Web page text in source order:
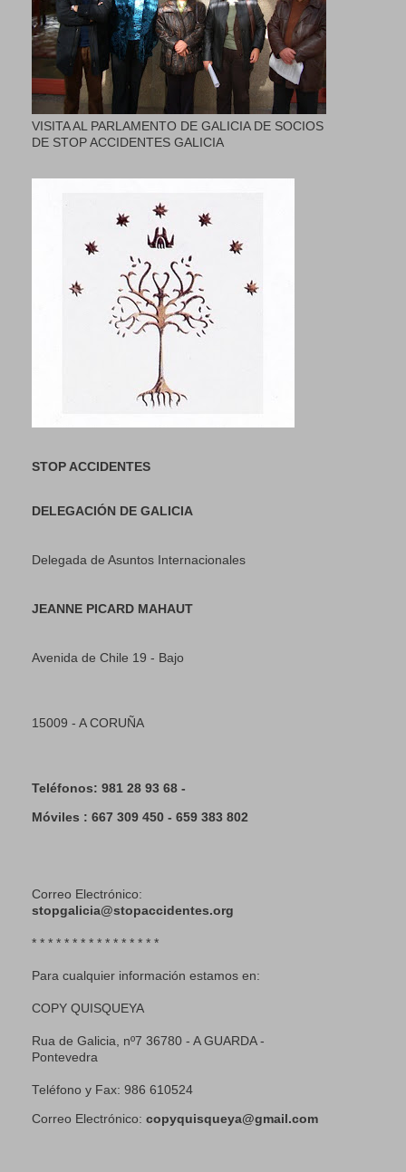
VISITA AL PARLAMENTO DE GALICIA DE SOCIOS
DE STOP ACCIDENTES GALICIA
STOP ACCIDENTES
DELEGACIÓN DE GALICIA
Delegada de Asuntos Internacionales
JEANNE PICARD MAHAUT
Avenida de Chile 19 - Bajo
15009 - A CORUÑA
Teléfonos: 981 28 93 68 -
Móviles : 667 309 450 - 659 383 802
Correo Electrónico:
stopgalicia@stopaccidentes.org
* * * * * * * * * * * * * * * *
Para cualquier información estamos en:
COPY QUISQUEYA
Rua de Galicia, nº7 36780 - A GUARDA -
Pontevedra
Teléfono y Fax: 986 610524
Correo Electrónico: copyquisqueya@gmail.com